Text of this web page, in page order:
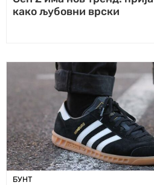
како љубовни врски
БУНТ